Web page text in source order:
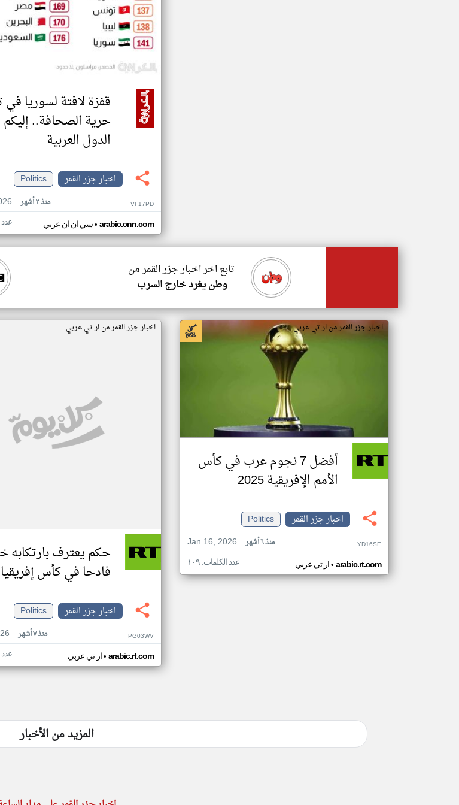
قفزة لافتة لسوريا
حرية الصحافة..
الدول العربية
اخبار جزر القمر
Politics
منذ ٣ أشهر VF17PD
سي ان ان عربي• arabic.cnn.com عدد
تابع اخر اخبار جزر القمر من
وطن يغرد خارج السرب
اخبار جزر القمر من ار تي عربي
أفضل 7 نجوم عرب في كأس
الأمم الإفريقية 2025
اخبار جزر القمر
Politics
Jan 16, 2026
منذ ٦ أشهر YD16SE
ار تي عربي• arabic.rt.com عدد الكلمات: ١٠٩
اخبار جزر القمر من ار تي عربي
حكم يعترف بارتكابه
فادحا في كأس إفريقيا 2025
اخبار جزر القمر
Politics
منذ ٧ أشهر PG03WV
ار تي عربي• arabic.rt.com عدد
المزيد من الأخبار